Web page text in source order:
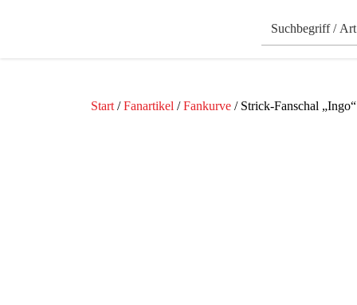
Start /Fanartikel /Fankurve / Strick-Fanschal „Ingo“